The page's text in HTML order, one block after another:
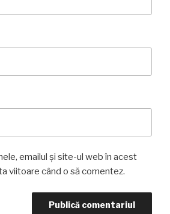
emailul și site-ul web în acest
viitoare când o să comentez.